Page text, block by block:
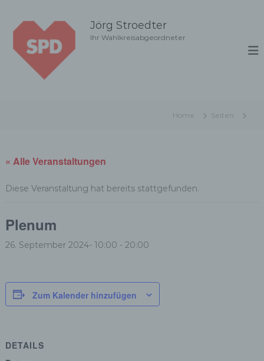
Jörg Stroedter
Ihr Wahlkreisabgeordneter
Home Seiten
« Alle Veranstaltungen
Diese Veranstaltung hat bereits stattgefunden.
Plenum
26. September 2024- 10:00 - 20:00
Zum Kalender hinzufügen
DETAILS